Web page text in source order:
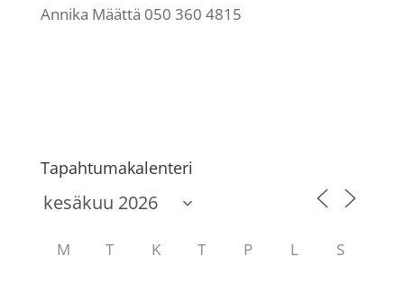
Annika Määttä 050 360 4815
Tapahtumakalenteri
M T K T P L S